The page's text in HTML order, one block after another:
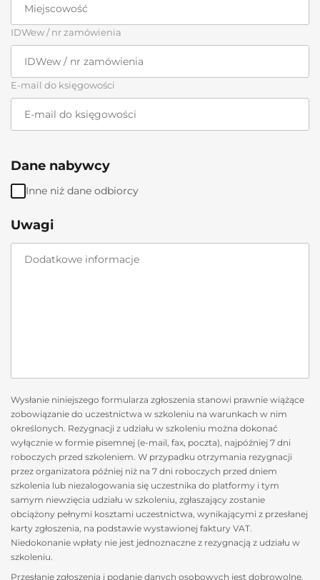
IDWew / nr zamówienia
E-mail do księgowości
Dane nabywcy
Inne niż dane odbiorcy
Uwagi
Wysłanie niniejszego formularza zgłoszenia stanowi prawnie wiążące
zobowiązanie do uczestnictwa w szkoleniu na warunkach w nim
określonych. Rezygnacji z udziału w szkoleniu można dokonać
wyłącznie w formie pisemnej (e-mail, fax, poczta), najpóźniej 7 dni
roboczych przed szkoleniem. W przypadku otrzymania rezygnacji
przez organizatora później niż na 7 dni roboczych przed dniem
szkolenia lub niezalogowania się uczestnika do platformy i tym
samym niewzięcia udziału w szkoleniu, zgłaszający zostanie
obciążony pełnymi kosztami uczestnictwa, wynikającymi z przesłanej
karty zgłoszenia, na podstawie wystawionej faktury VAT.
Niedokonanie wpłaty nie jest jednoznaczne z rezygnacją z udziału w
szkoleniu.
Przesłanie zgłoszenia i podanie danych osobowych jest dobrowolne.